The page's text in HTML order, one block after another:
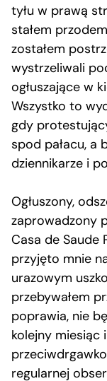
tyłu w prawą
stałem
zostałem
wystrzeliwali
ogłuszające w
Wszystko to
gdy
spod pałacu, a
dziennikarze i
Ogłuszony,
zaprowadzony
Casa de Saude
przyjęto mnie
urazowym
przebywałem
poprawia, nie
kolejny miesiąc
regularnej